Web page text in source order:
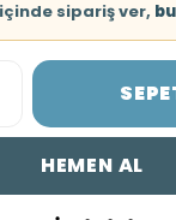
içinde sipariş ver,
HEMEN AL